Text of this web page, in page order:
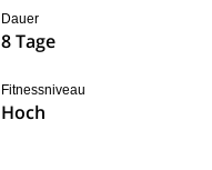
Dauer
8 Tage
Fitnessniveau
Hoch